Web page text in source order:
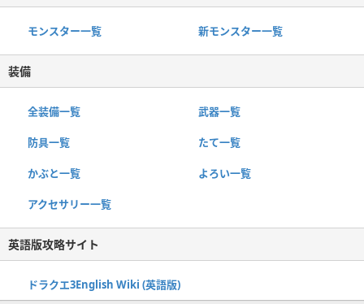
モンスター一覧 新モンスター一覧
装備
全装備一覧 武器一覧
防具一覧 たて一覧
かぶと一覧 よろい一覧
アクセサリー一覧
英語版攻略サイト
ドラクエ3English Wiki (英語版)